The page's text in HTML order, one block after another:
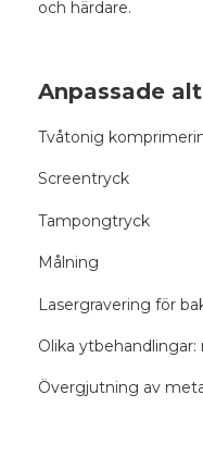
och härdare.
Anpassade
Tvåtonig
Screentryck
Tampongtryck
Målning
Lasergravering för
Olika
Övergjutning av